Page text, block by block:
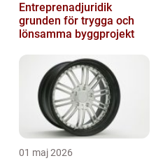
Entreprenadjuridik
grunden för trygga och
lönsamma byggprojekt
01 maj 2026